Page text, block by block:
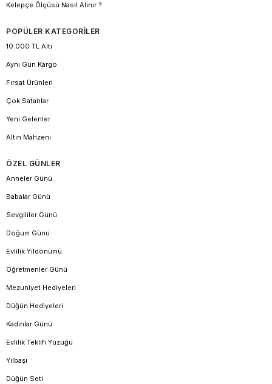
Kelepçe Ölçüsü Nasıl Alınır ?
POPÜLER KATEGORİLER
10.000 TL Altı
Aynı Gün Kargo
Fırsat Ürünleri
Çok Satanlar
Yeni Gelenler
Altın Mahzeni
ÖZEL GÜNLER
Anneler Günü
Babalar Günü
Sevgililer Günü
Doğum Günü
Evlilik Yıldönümü
Öğretmenler Günü
Mezuniyet Hediyeleri
Düğün Hediyeleri
Kadınlar Günü
Evlilik Teklifi Yüzüğü
Yılbaşı
Düğün Seti